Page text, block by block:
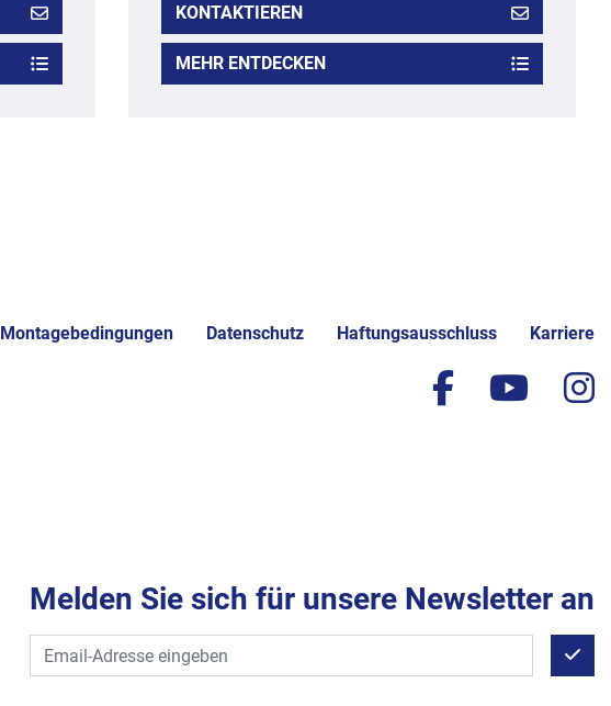
KONTAKTIEREN
MEHR ENTDECKEN
Montagebedingungen Datenschutz Haftungsausschluss Karriere
facebook
Melden Sie sich für unsere Newsletter an